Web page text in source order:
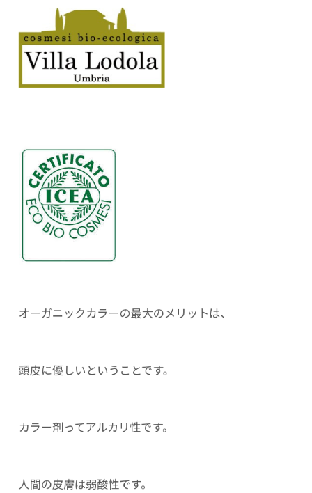
オーガニックカラーの最大のメリットは、
頭皮に優しいということです。
カラー剤ってアルカリ性です。
人間の皮膚は弱酸性です。